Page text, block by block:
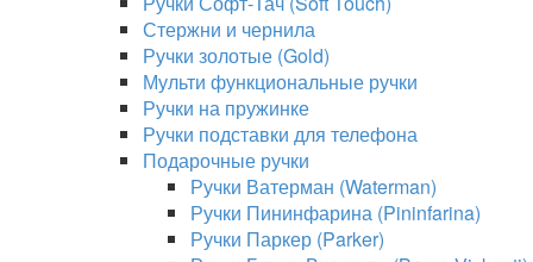
Стержни и чернила
Ручки золотые (Gold)
Мульти функциональные ручки
Ручки на пружинке
Ручки подставки для телефона
Подарочные ручки
Ручки Ватерман (Waterman)
Ручки Пининфарина (Pininfarina)
Ручки Паркер (Parker)